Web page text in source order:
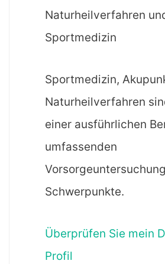
Naturheilverfahren
Sportmedizin
Sportmedizin,
Naturheilverfahren
einer ausführlichen
umfassenden
Schwerpunkte.
Überprüfen Sie mein
Profil